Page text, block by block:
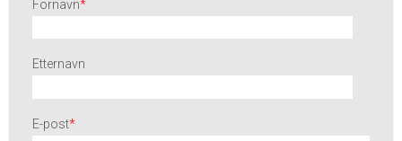
Fornavn*
Etternavn
E-post*